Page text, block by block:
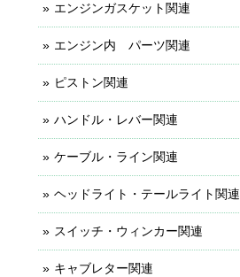
エンジンガスケット関連
エンジン内 パーツ関連
ピストン関連
ハンドル・レバー関連
ケーブル・ライン関連
ヘッドライト・テールライト関連
スイッチ・ウィンカー関連
キャブレター関連